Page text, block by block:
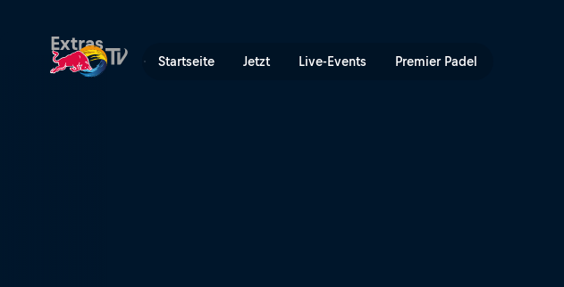
Startseite Jetzt Live-Events Premier Padel
Extras